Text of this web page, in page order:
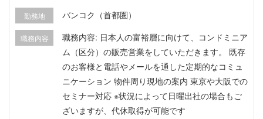
勤務地 バンコク（首都圏）
職務内容
職務内容: 日本人の富裕層に向けて、コンドミニア
ム（区分）の販売営業をしていただきます。 既存
のお客様と電話やメールを通した定期的なコミュ
ニケーション 物件周り現地の案内 東京や大阪での
セミナー対応 ※状況によって日曜出社の場合もご
ざいますが、代休取得が可能です